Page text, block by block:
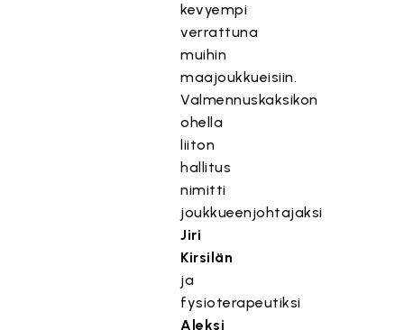
kevyempi
verrattuna
muihin
maajoukkueisiin.
Valmennuskaksikon
ohella
liiton
hallitus
nimitti
joukkueenjohtajaksi
Jiri
Kirsilän
ja
fysioterapeutiksi
Aleksi